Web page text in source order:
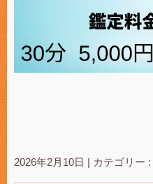
2026年2月10日 | カテゴリー :